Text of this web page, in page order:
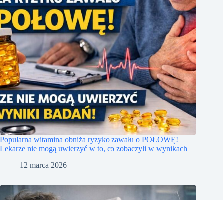
Popularna witamina obniża ryzyko zawału o POŁOWĘ!
Lekarze nie mogą uwierzyć w to, co zobaczyli w wynikach
12 marca 2026